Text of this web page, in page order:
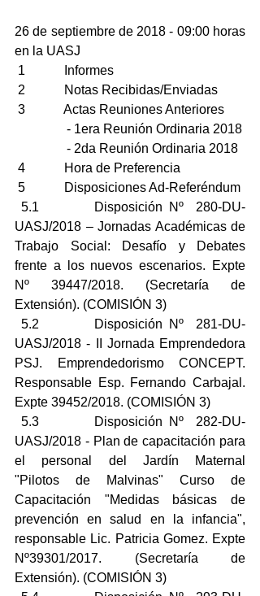
26 de septiembre de 2018 - 09:00 horas
en la UASJ
1            Informes
2            Notas Recibidas/Enviadas
3            Actas Reuniones Anteriores
                - 1era Reunión Ordinaria 2018
                - 2da Reunión Ordinaria 2018
4            Hora de Preferencia
5            Disposiciones Ad-Referéndum
UASJ/2018 – Jornadas Académicas de
Trabajo Social: Desafío y Debates
frente a los nuevos escenarios. Expte
Nº 39447/2018. (Secretaría de
Extensión). (COMISIÓN 3)
UASJ/2018 - II Jornada Emprendedora
PSJ. Emprendedorismo CONCEPT.
Responsable Esp. Fernando Carbajal.
Expte 39452/2018. (COMISIÓN 3)
UASJ/2018 - Plan de capacitación para
el personal del Jardín Maternal
"Pilotos de Malvinas" Curso de
Capacitación "Medidas básicas de
prevención en salud en la infancia",
responsable Lic. Patricia Gomez. Expte
Nº39301/2017. (Secretaría de
Extensión). (COMISIÓN 3)